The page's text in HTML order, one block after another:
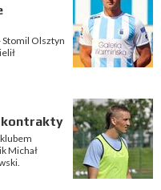
Stomil Olsztyn
kontrakty
Michał